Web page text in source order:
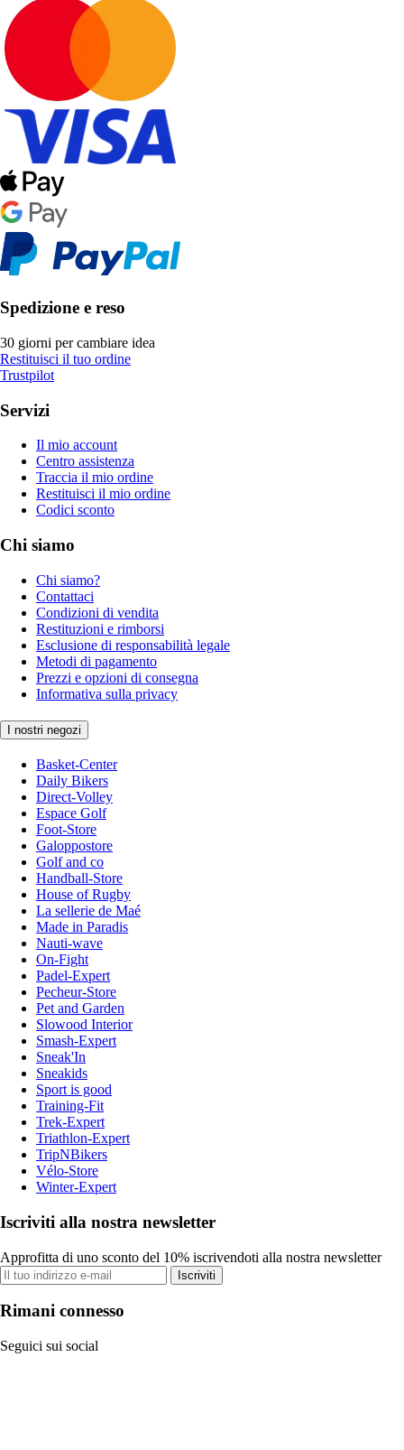
Spedizione e reso
30 giorni per cambiare idea
Restituisci il tuo ordine
Trustpilot
Servizi
Il mio account
Centro assistenza
Traccia il mio ordine
Restituisci il mio ordine
Codici sconto
Chi siamo
Chi siamo?
Contattaci
Condizioni di vendita
Restituzioni e rimborsi
Esclusione di responsabilità legale
Metodi di pagamento
Prezzi e opzioni di consegna
Informativa sulla privacy
I nostri negozi
Basket-Center
Daily Bikers
Direct-Volley
Espace Golf
Foot-Store
Galoppostore
Golf and co
Handball-Store
House of Rugby
La sellerie de Maé
Made in Paradis
Nauti-wave
On-Fight
Padel-Expert
Pecheur-Store
Pet and Garden
Slowood Interior
Smash-Expert
Sneak'In
Sneakids
Sport is good
Training-Fit
Trek-Expert
Triathlon-Expert
TripNBikers
Vélo-Store
Winter-Expert
Iscriviti alla nostra newsletter
Approfitta di uno sconto del 10% iscrivendoti alla nostra newsletter
Iscriviti
Rimani connesso
Seguici sui social